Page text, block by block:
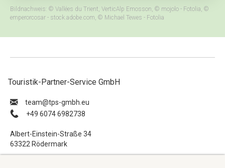
Bildnachweis: © Vallées du Trient, VerticAlp Emosson, © mojolo - Fotolia, ©
emperorcosar - stock.adobe.com, © Michael Tewes - Fotolia
Touristik-Partner-Service GmbH
ue.hbmg-spt@maet
+49 6074 6982738
Albert-Einstein-Straße 34
63322 Rödermark